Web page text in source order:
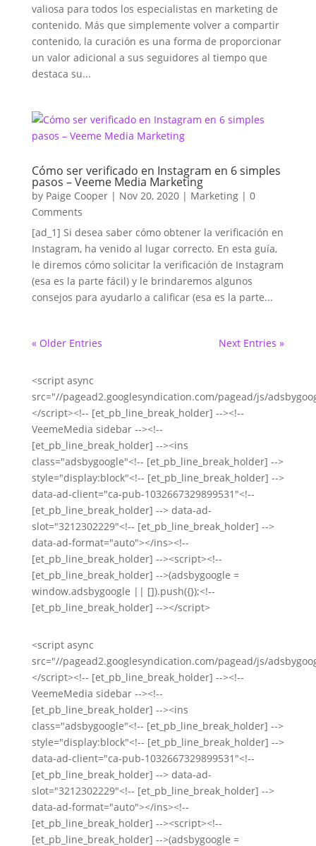
valiosa para todos los especialistas en marketing de
contenido. Más que simplemente volver a compartir
contenido, la curación es una forma de proporcionar
un valor adicional a sus seguidores al tiempo que
destaca su...
Cómo ser verificado en Instagram en 6 simples
pasos – Veeme Media Marketing
by Paige Cooper| Nov 20, 2020| Marketing| 0
Comments
[ad_1] Si desea saber cómo obtener la verificación en
Instagram, ha venido al lugar correcto. En esta guía,
le diremos cómo solicitar la verificación de Instagram
(esa es la parte fácil) y le brindaremos algunos
consejos para ayudarlo a calificar (esa es la parte...
« Older Entries Next Entries »
<script async
src="//pagead2.googlesyndication.com/pagead/js/
</script><!-- [et_pb_line_break_holder] --><!--
VeemeMedia sidebar --><!--
[et_pb_line_break_holder] --><ins
class="adsbygoogle"<!-- [et_pb_line_break_holder] -->
style="display:block"<!-- [et_pb_line_break_holder] -->
data-ad-client="ca-pub-1032667329899531"<!--
[et_pb_line_break_holder] --> data-ad-
slot="3212302229"<!-- [et_pb_line_break_holder] -->
data-ad-format="auto"></ins><!--
[et_pb_line_break_holder] --><script><!--
[et_pb_line_break_holder] -->(adsbygoogle =
window.adsbygoogle || []).push({});<!--
[et_pb_line_break_holder] --></script>
<script async
src="//pagead2.googlesyndication.com/pagead/js/
</script><!-- [et_pb_line_break_holder] --><!--
VeemeMedia sidebar --><!--
[et_pb_line_break_holder] --><ins
class="adsbygoogle"<!-- [et_pb_line_break_holder] -->
style="display:block"<!-- [et_pb_line_break_holder] -->
data-ad-client="ca-pub-1032667329899531"<!--
[et_pb_line_break_holder] --> data-ad-
slot="3212302229"<!-- [et_pb_line_break_holder] -->
data-ad-format="auto"></ins><!--
[et_pb_line_break_holder] --><script><!--
[et_pb_line_break_holder] -->(adsbygoogle =